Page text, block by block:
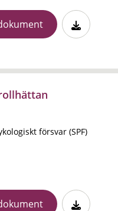
försvar (SPF)